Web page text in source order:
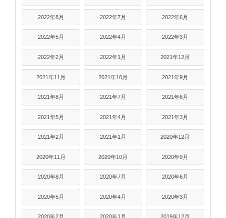
2022年8月 2022年7月 2022年6月
2022年5月 2022年4月 2022年3月
2022年2月 2022年1月 2021年12月
2021年11月 2021年10月 2021年9月
2021年8月 2021年7月 2021年6月
2021年5月 2021年4月 2021年3月
2021年2月 2021年1月 2020年12月
2020年11月 2020年10月 2020年9月
2020年8月 2020年7月 2020年6月
2020年5月 2020年4月 2020年3月
2020年2月 2020年1月 2019年12月